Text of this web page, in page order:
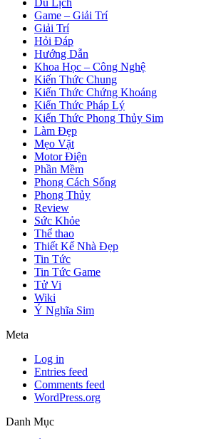
Du Lịch
Game – Giải Trí
Giải Trí
Hỏi Đáp
Hướng Dẫn
Khoa Học – Công Nghệ
Kiến Thức Chung
Kiến Thức Chứng Khoáng
Kiến Thức Pháp Lý
Kiến Thức Phong Thủy Sim
Làm Đẹp
Mẹo Vặt
Motor Điện
Phần Mềm
Phong Cách Sống
Phong Thủy
Review
Sức Khỏe
Thể thao
Thiết Kế Nhà Đẹp
Tin Tức
Tin Tức Game
Tử Vi
Wiki
Ý Nghĩa Sim
Meta
Log in
Entries feed
Comments feed
WordPress.org
Danh Mục